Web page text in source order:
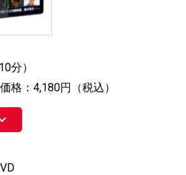
分）
：4,180円（税込）